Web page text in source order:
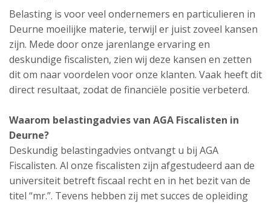
Belasting is voor veel ondernemers en particulieren in
Deurne moeilijke materie, terwijl er juist zoveel kansen
zijn. Mede door onze jarenlange ervaring en
deskundige fiscalisten, zien wij deze kansen en zetten
dit om naar voordelen voor onze klanten. Vaak heeft dit
direct resultaat, zodat de financiële positie verbeterd.
Waarom belastingadvies van AGA Fiscalisten in
Deurne?
Deskundig belastingadvies ontvangt u bij AGA
Fiscalisten. Al onze fiscalisten zijn afgestudeerd aan de
universiteit betreft fiscaal recht en in het bezit van de
titel “mr.”. Tevens hebben zij met succes de opleiding